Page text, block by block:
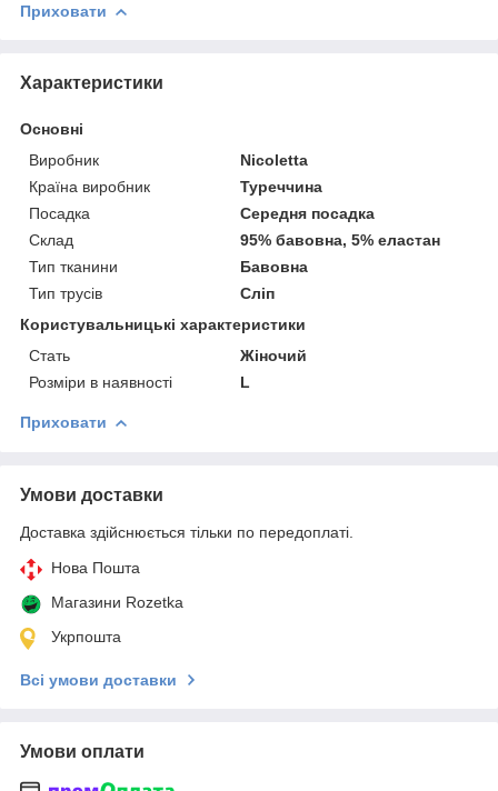
Приховати
Характеристики
Основні
Виробник
Nicoletta
Країна виробник
Туреччина
Посадка
Середня посадка
Склад
95% бавовна, 5% еластан
Тип тканини
Бавовна
Тип трусів
Сліп
Користувальницькі характеристики
Cтать
Жіночий
Розміри в наявності
L
Приховати
Умови доставки
Доставка здійснюється тільки по передоплаті.
Нова Пошта
Магазини Rozetka
Укрпошта
Всі умови доставки
Умови оплати